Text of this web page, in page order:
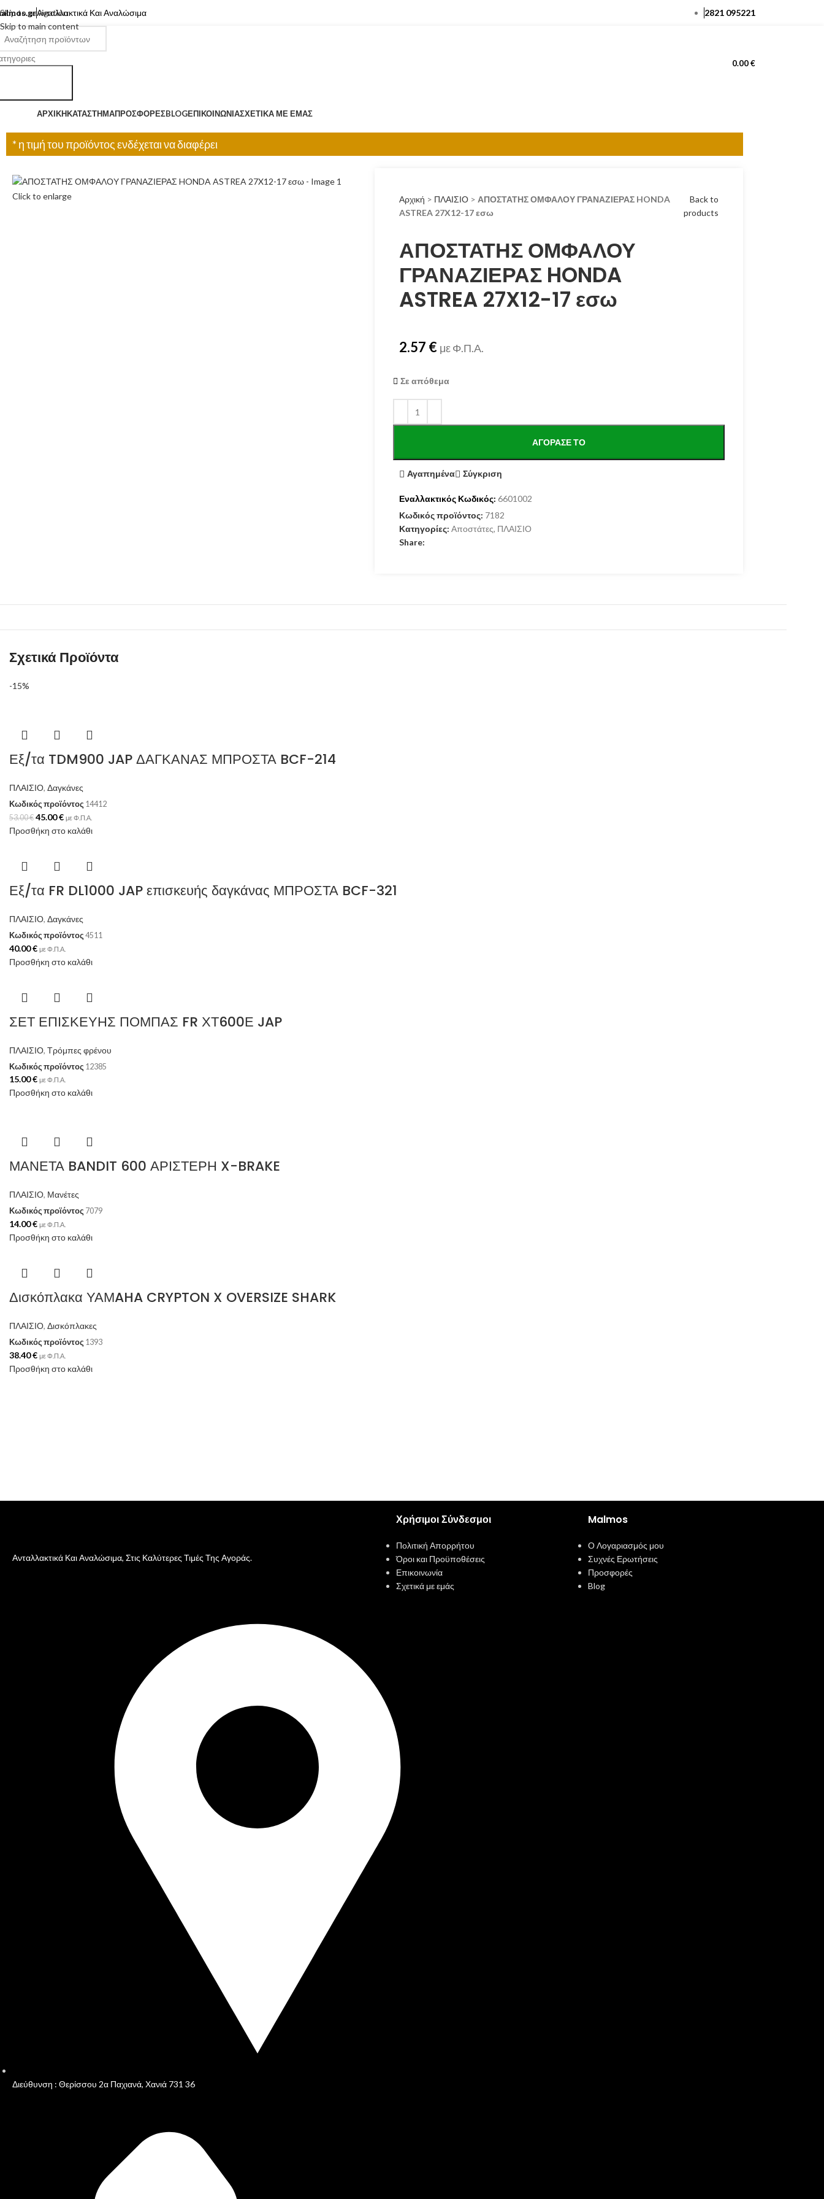
Skip to navigation
Skip to main content
Ανταλλακτικά Και Αναλώσιμα 2821 095221
0.00€
ΑΡΧΙΚΉΚΑΤΆΣΤΗΜΑΠΡΟΣΦΟΡΈΣBLOGΕΠΙΚΟΙΝΩΝΊΑΣΧΕΤΙΚΆ ΜΕ ΕΜΆΣ
* η τιμή του προϊόντος ενδέχεται να διαφέρει
Click to enlarge Αρχική > ΠΛΑΙΣΙΟ > ΑΠΟΣΤΑΤΗΣ ΟΜΦΑΛΟΥ ΓΡΑΝΑΖΙΕΡΑΣ HONDA
ASTREA 27X12-17 εσω
Back to
products
ΑΠΟΣΤΑΤΗΣ ΟΜΦΑΛΟΥ
ΓΡΑΝΑΖΙΕΡΑΣ HONDA
ASTREA 27X12-17 εσω
2.57 € με Φ.Π.Α.
Σε απόθεμα
ΑΓΌΡΑΣΕ ΤΟ
Αγαπημένα Σύγκριση
Εναλλακτικός Κωδικός: 6601002
Κωδικός προϊόντος: 7182
Κατηγορίες: Αποστάτες, ΠΛΑΙΣΙΟ
Share:
Σχετικά Προϊόντα
-15%
Εξ/τα TDM900 JAP ΔΑΓΚΑΝΑΣ ΜΠΡΟΣΤΑ BCF-214
ΠΛΑΙΣΙΟ, Δαγκάνες
Κωδικός προϊόντος 14412
53.00€ 45.00€ με Φ.Π.Α.
Προσθήκη στο καλάθι
Εξ/τα FR DL1000 JAP επισκευής δαγκάνας ΜΠΡΟΣΤΑ BCF-321
ΠΛΑΙΣΙΟ, Δαγκάνες
Κωδικός προϊόντος 4511
40.00€ με Φ.Π.Α.
Προσθήκη στο καλάθι
ΣΕΤ ΕΠΙΣΚΕΥΗΣ ΠΟΜΠΑΣ FR ΧΤ600Ε JAP
ΠΛΑΙΣΙΟ, Τρόμπες φρένου
Κωδικός προϊόντος 12385
15.00€ με Φ.Π.Α.
Προσθήκη στο καλάθι
ΜΑΝΕΤΑ BANDIT 600 ΑΡΙΣΤΕΡΗ X-BRAKE
ΠΛΑΙΣΙΟ, Μανέτες
Κωδικός προϊόντος 7079
14.00€ με Φ.Π.Α.
Προσθήκη στο καλάθι
Δισκόπλακα ΥΑΜAHA CRYPTON X OVERSIZE SHARK
ΠΛΑΙΣΙΟ, Δισκόπλακες
Κωδικός προϊόντος 1393
38.40€ με Φ.Π.Α.
Προσθήκη στο καλάθι
Ανταλλακτικά Και Αναλώσιμα, Στις Καλύτερες Τιμές Της Αγοράς.
Διεύθυνση : Θερίσσου 2α Παχιανά, Χανιά 731 36
Χρήσιμοι Σύνδεσμοι
Πολιτική Απορρήτου
Όροι και Προϋποθέσεις
Επικοινωνία
Σχετικά με εμάς
Malmos
Ο Λογαριασμός μου
Συχνές Ερωτήσεις
Προσφορές
Blog